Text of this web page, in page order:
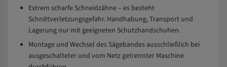
Extrem scharfe Schneidzähne – es besteht
Schnittverletzungsgefahr. Handhabung, Transport und
Lagerung nur mit geeigneten Schutzhandschuhen.
Montage und Wechsel des Sägebandes ausschließlich bei
ausgeschalteter und vom Netz getrennter Maschine